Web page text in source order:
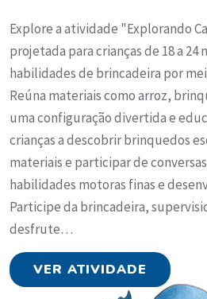
Explore a atividade "Explorando
projetada para crianças de 18 a
habilidades de brincadeira por
Reúna materiais como arroz,
uma configuração divertida e
crianças a descobrir brinquedos
materiais e participar de
habilidades motoras finas e
Participe da brincadeira,
desfrute…
VER ATIVIDADE